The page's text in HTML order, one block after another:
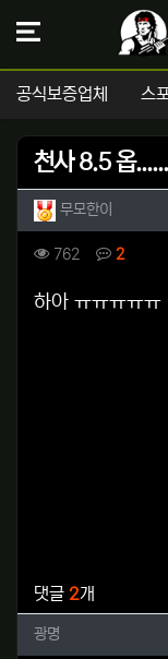
공식보증업체 스
천사 8.5 옵
작성자 정보
무모한이
컨텐츠 정보
762 조회 2댓글
본문
하아 ㅠㅠㅠㅠㅠ
댓글 2개
광명님의 댓
광명